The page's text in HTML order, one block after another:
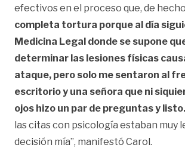
efectivos en el proceso que, de
completa tortura porque al día
Medicina Legal donde se supone
determinar las lesiones físicas
ataque, pero solo me sentaron al
escritorio y una señora que ni
ojos hizo un par de preguntas y
las citas con psicología estaban muy
decisión mía”, manifestó Carol.